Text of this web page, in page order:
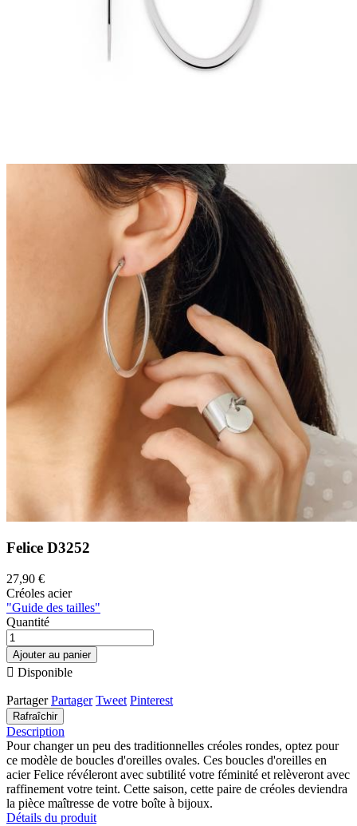
Felice D3252
27,90 €
Créoles acier
"Guide des tailles"
Quantité
Ajouter au panier
 Disponible
Partager Partager Tweet Pinterest
Description
Pour changer un peu des traditionnelles créoles rondes, optez pour
ce modèle de boucles d'oreilles ovales. Ces boucles d'oreilles en
acier Felice révéleront avec subtilité votre féminité et relèveront avec
raffinement votre teint. Cette saison, cette paire de créoles deviendra
la pièce maîtresse de votre boîte à bijoux.
Détails du produit